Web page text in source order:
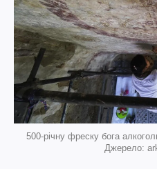
500-річну фреску бога
Джерело: